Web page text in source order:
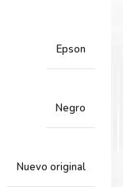
Epson
Negro
Nuevo original